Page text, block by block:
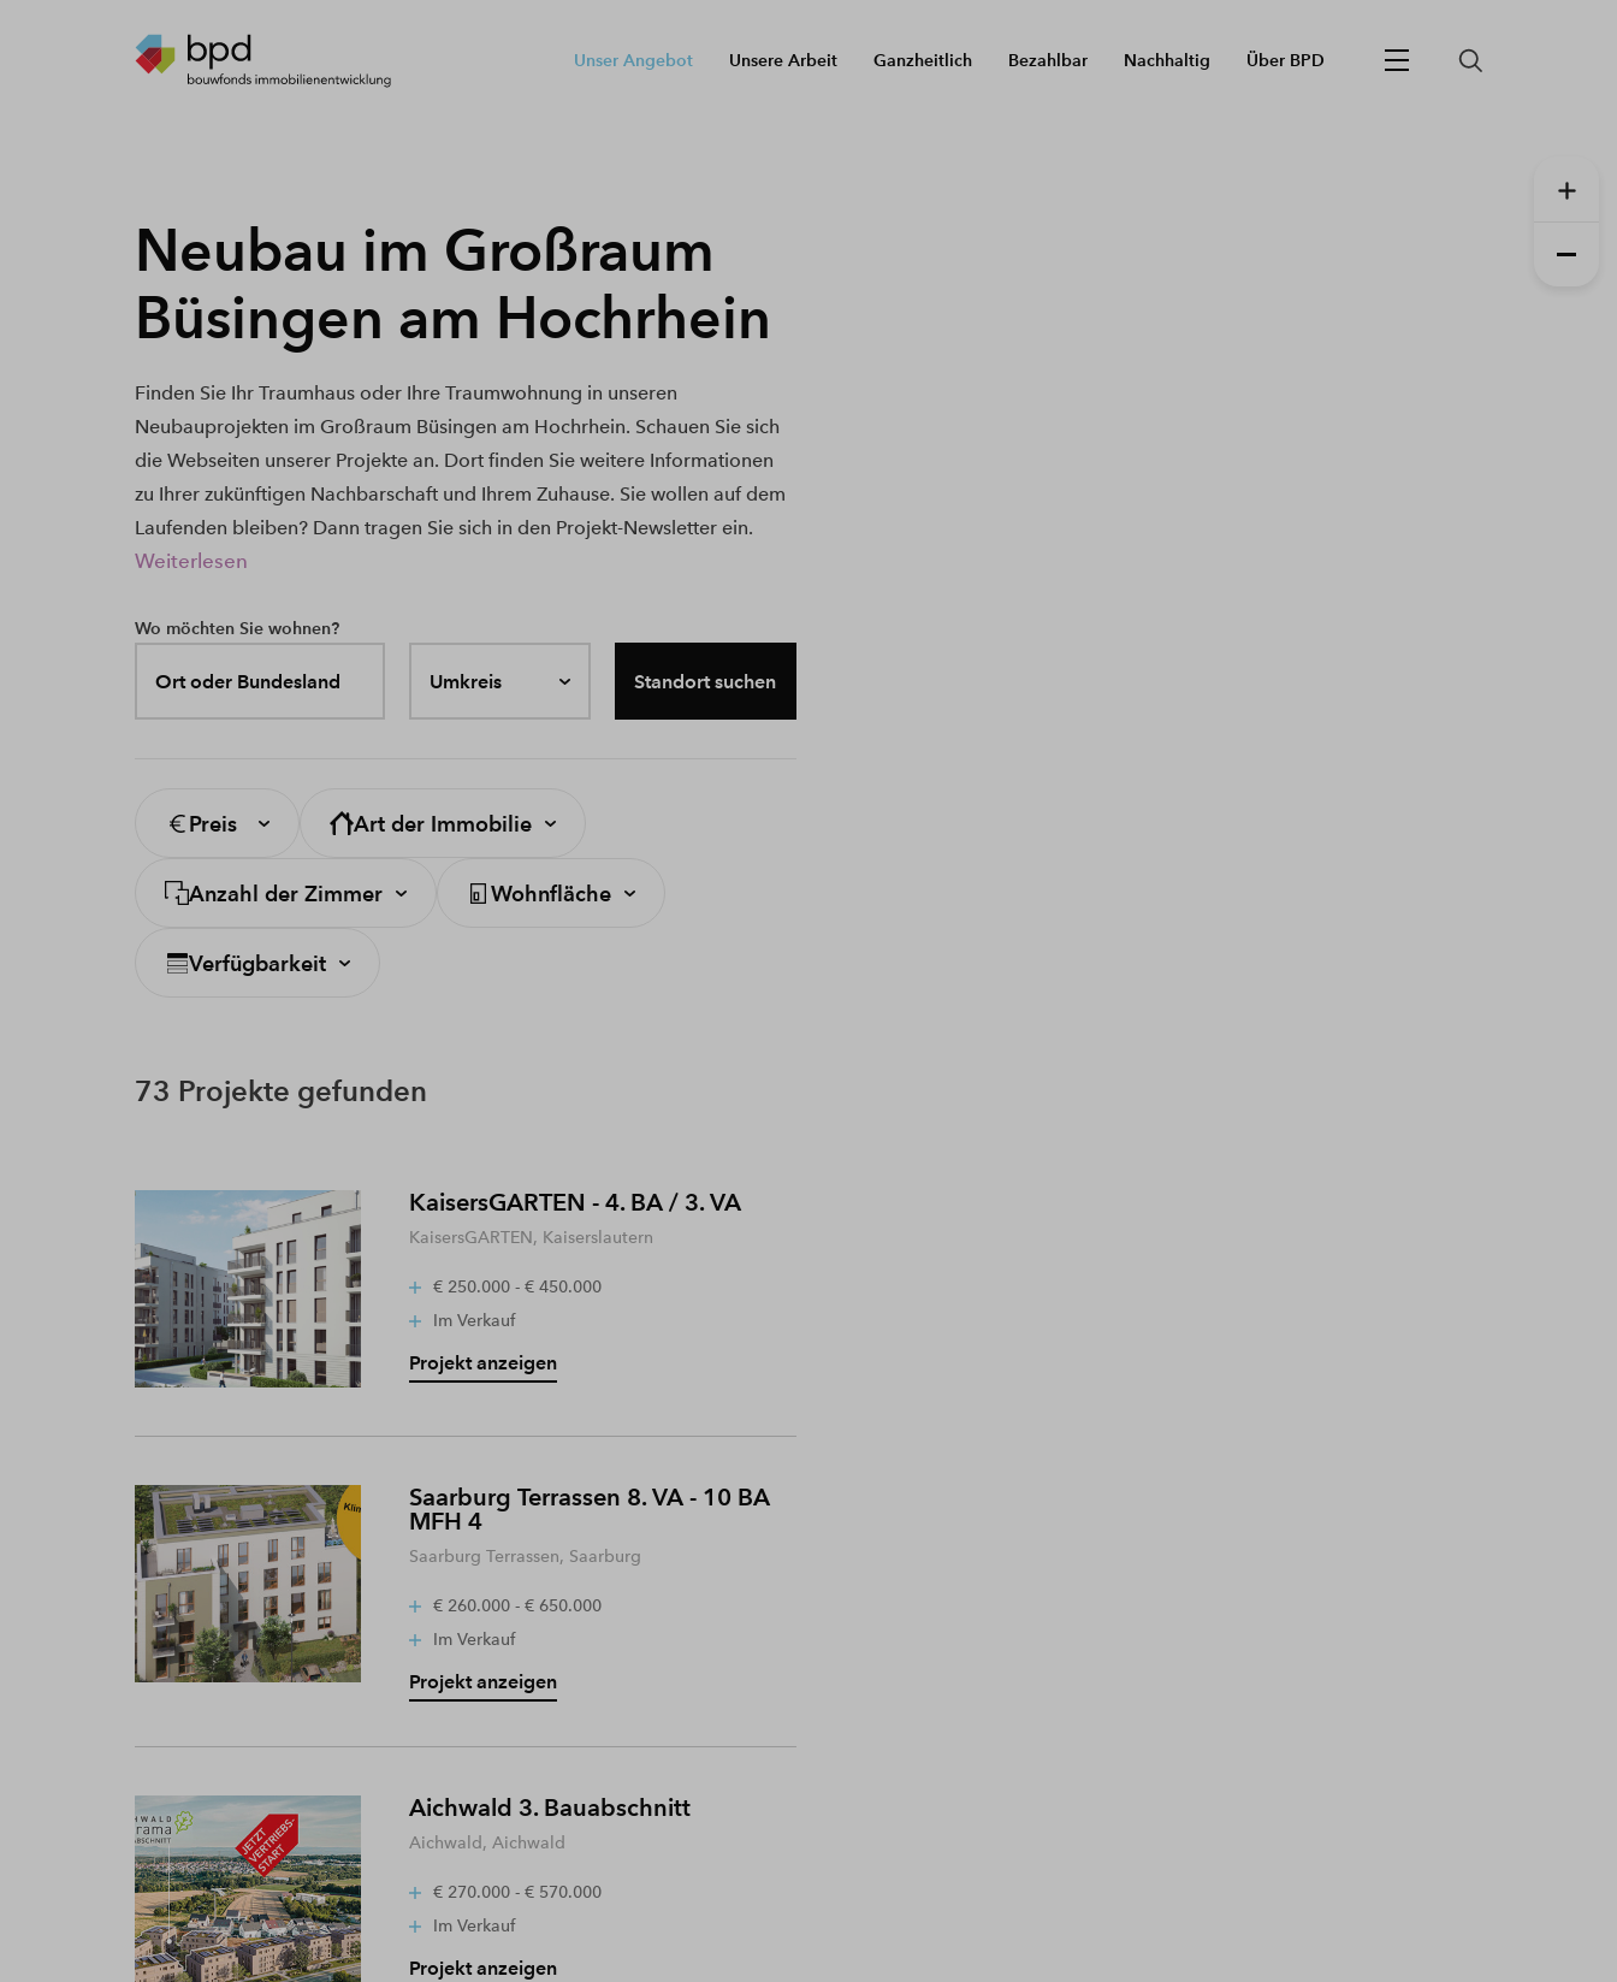
Unser Angebot Unsere Arbeit Ganzheitlich Bezahlbar Nachhaltig Über BPD
Neubau im Großraum
Büsingen am Hochrhein
Finden Sie Ihr Traumhaus oder Ihre Traumwohnung in unseren
Neubauprojekten im Großraum Büsingen am Hochrhein. Schauen Sie sich
die Webseiten unserer Projekte an. Dort finden Sie weitere Informationen
zu Ihrer zukünftigen Nachbarschaft und Ihrem Zuhause. Sie wollen auf dem
Laufenden bleiben? Dann tragen Sie sich in den Projekt-Newsletter ein.
Weiterlesen
Wo möchten Sie wohnen?
Ort oder Bundesland Umkreis Standort suchen
Preis Art der Immobilie
Anzahl der Zimmer Wohnfläche
Verfügbarkeit
73 Projekte gefunden
KaisersGARTEN - 4. BA / 3. VA
KaisersGARTEN, Kaiserslautern
€ 250.000 - € 450.000
Im Verkauf
Projekt anzeigen
Saarburg Terrassen 8. VA - 10 BA
MFH 4
Saarburg Terrassen, Saarburg
€ 260.000 - € 650.000
Im Verkauf
Projekt anzeigen
Aichwald 3. Bauabschnitt
Aichwald, Aichwald
€ 270.000 - € 570.000
Im Verkauf
Projekt anzeigen